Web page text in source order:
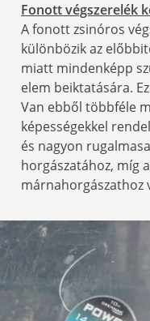
Fonott végszerelék
A fonott zsinóros
különbözik az
miatt mindenképp
elem beiktatására.
Van ebből többféle
képességekkel
és nagyon
horgászatához, míg
márnahorgászathoz